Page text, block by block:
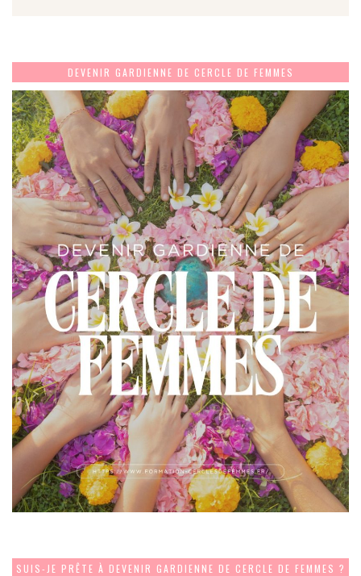
DEVENIR GARDIENNE DE CERCLE DE FEMMES
SUIS-JE PRÊTE À DEVENIR GARDIENNE DE CERCLE DE FEMMES ?